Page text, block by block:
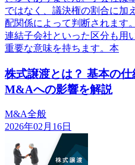
ではなく、議決権の割合に加
配関係によって判断されます
連結子会社といった区分も用
重要な意味を持ちます。本
株式譲渡とは？ 基本の
M&Aへの影響を解説
M&A全般
2026年02月16日